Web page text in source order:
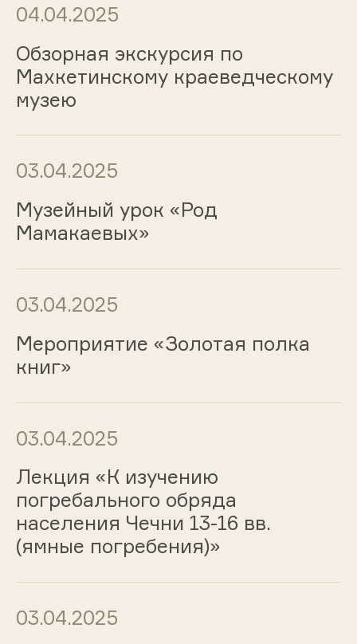
04.04.2025
Обзорная экскурсия по
Махкетинскому краеведческому
музею
03.04.2025
Музейный урок «Род
Мамакаевых»
03.04.2025
Мероприятие «Золотая полка
книг»
03.04.2025
Лекция «К изучению
погребального обряда
населения Чечни 13-16 вв.
(ямные погребения)»
03.04.2025